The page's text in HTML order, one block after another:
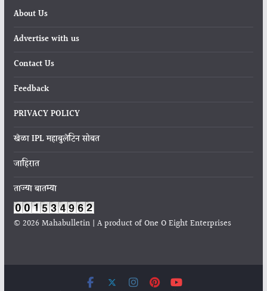
About Us
Advertise with us
Contact Us
Feedback
PRIVACY POLICY
खेळा IPL महाबुलेटिन सोबत
जाहिरात
ताज्या बातम्या
© 2026 Mahabulletin | A product of One O Eight Enterprises